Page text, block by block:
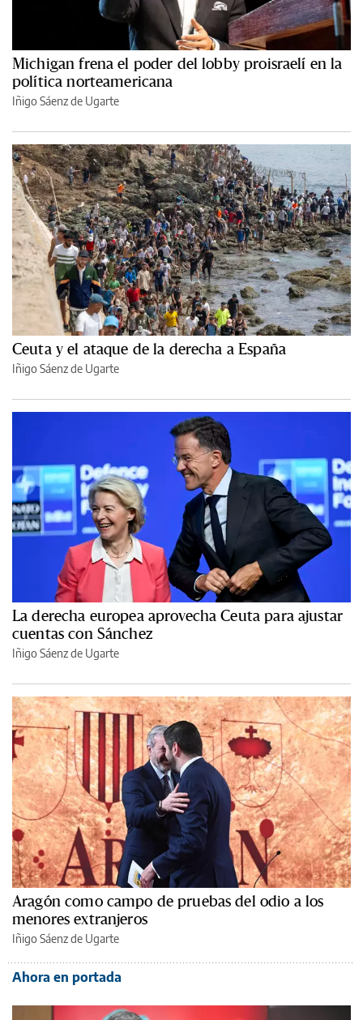
Michigan frena el poder del lobby proisraelí en la
política norteamericana
Iñigo Sáenz de Ugarte
Ceuta y el ataque de la derecha a España
Iñigo Sáenz de Ugarte
La derecha europea aprovecha Ceuta para ajustar
cuentas con Sánchez
Iñigo Sáenz de Ugarte
Aragón como campo de pruebas del odio a los
menores extranjeros
Iñigo Sáenz de Ugarte
Ahora en portada